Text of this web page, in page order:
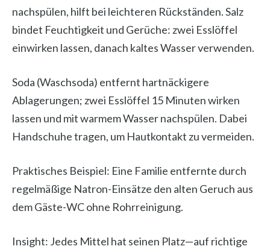
nachspülen, hilft bei leichteren Rückständen. Salz
bindet Feuchtigkeit und Gerüche: zwei Esslöffel
einwirken lassen, danach kaltes Wasser verwenden.
Soda (Waschsoda) entfernt hartnäckigere
Ablagerungen; zwei Esslöffel 15 Minuten wirken
lassen und mit warmem Wasser nachspülen. Dabei
Handschuhe tragen, um Hautkontakt zu vermeiden.
Praktisches Beispiel: Eine Familie entfernte durch
regelmäßige Natron-Einsätze den alten Geruch aus
dem Gäste-WC ohne Rohrreinigung.
Insight: Jedes Mittel hat seinen Platz—auf richtige